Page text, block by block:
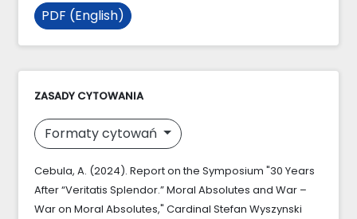
PDF (English)
ZASADY CYTOWANIA
Formaty cytowań
Cebula, A. (2024). Report on the Symposium "30 Years
After “Veritatis Splendor.” Moral Absolutes and War –
War on Moral Absolutes," Cardinal Stefan Wyszynski